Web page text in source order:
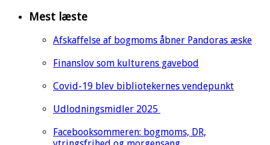
Mest læste
Afskaffelse af bogmoms åbner Pandoras æske
Finanslov som kulturens gavebod
Covid-19 blev bibliotekernes vendepunkt
Udlodningsmidler 2025
Facebooksommeren: bogmoms, DR,